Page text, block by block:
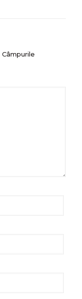
Câmpurile